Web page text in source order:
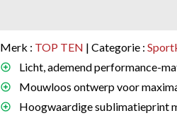
Merk : TOP TEN | Categorie :
Licht, ademend performance-
Mouwloos ontwerp voor
Hoogwaardige sublimatieprint